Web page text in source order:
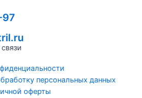
персональных данных
оферты